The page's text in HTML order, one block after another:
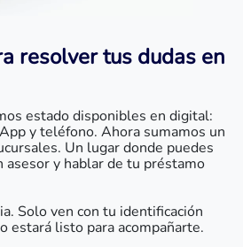
resolver tus dudas en
estado disponibles en digital:
y teléfono. Ahora sumamos un
Un lugar donde puedes
asesor y hablar de tu préstamo
Solo ven con tu identificación
estará listo para acompañarte.